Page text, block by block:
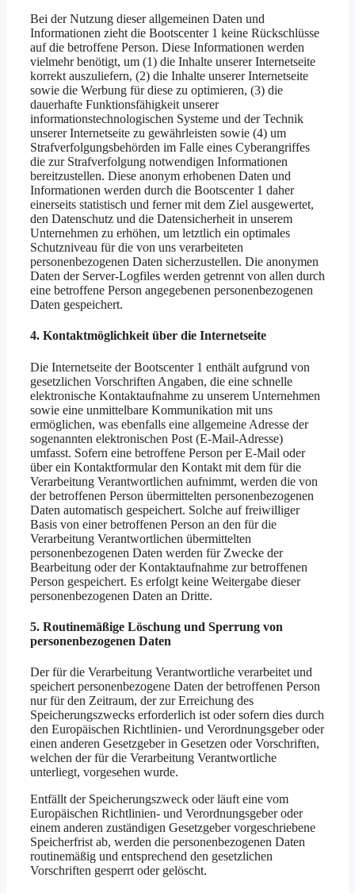
Bei der Nutzung dieser allgemeinen Daten und
Informationen zieht die Bootscenter 1 keine Rückschlüsse
auf die betroffene Person. Diese Informationen werden
vielmehr benötigt, um (1) die Inhalte unserer Internetseite
korrekt auszuliefern, (2) die Inhalte unserer Internetseite
sowie die Werbung für diese zu optimieren, (3) die
dauerhafte Funktionsfähigkeit unserer
informationstechnologischen Systeme und der Technik
unserer Internetseite zu gewährleisten sowie (4) um
Strafverfolgungsbehörden im Falle eines Cyberangriffes
die zur Strafverfolgung notwendigen Informationen
bereitzustellen. Diese anonym erhobenen Daten und
Informationen werden durch die Bootscenter 1 daher
einerseits statistisch und ferner mit dem Ziel ausgewertet,
den Datenschutz und die Datensicherheit in unserem
Unternehmen zu erhöhen, um letztlich ein optimales
Schutzniveau für die von uns verarbeiteten
personenbezogenen Daten sicherzustellen. Die anonymen
Daten der Server-Logfiles werden getrennt von allen durch
eine betroffene Person angegebenen personenbezogenen
Daten gespeichert.
4. Kontaktmöglichkeit über die Internetseite
Die Internetseite der Bootscenter 1 enthält aufgrund von
gesetzlichen Vorschriften Angaben, die eine schnelle
elektronische Kontaktaufnahme zu unserem Unternehmen
sowie eine unmittelbare Kommunikation mit uns
ermöglichen, was ebenfalls eine allgemeine Adresse der
sogenannten elektronischen Post (E-Mail-Adresse)
umfasst. Sofern eine betroffene Person per E-Mail oder
über ein Kontaktformular den Kontakt mit dem für die
Verarbeitung Verantwortlichen aufnimmt, werden die von
der betroffenen Person übermittelten personenbezogenen
Daten automatisch gespeichert. Solche auf freiwilliger
Basis von einer betroffenen Person an den für die
Verarbeitung Verantwortlichen übermittelten
personenbezogenen Daten werden für Zwecke der
Bearbeitung oder der Kontaktaufnahme zur betroffenen
Person gespeichert. Es erfolgt keine Weitergabe dieser
personenbezogenen Daten an Dritte.
5. Routinemäßige Löschung und Sperrung von
personenbezogenen Daten
Der für die Verarbeitung Verantwortliche verarbeitet und
speichert personenbezogene Daten der betroffenen Person
nur für den Zeitraum, der zur Erreichung des
Speicherungszwecks erforderlich ist oder sofern dies durch
den Europäischen Richtlinien- und Verordnungsgeber oder
einen anderen Gesetzgeber in Gesetzen oder Vorschriften,
welchen der für die Verarbeitung Verantwortliche
unterliegt, vorgesehen wurde.
Entfällt der Speicherungszweck oder läuft eine vom
Europäischen Richtlinien- und Verordnungsgeber oder
einem anderen zuständigen Gesetzgeber vorgeschriebene
Speicherfrist ab, werden die personenbezogenen Daten
routinemäßig und entsprechend den gesetzlichen
Vorschriften gesperrt oder gelöscht.